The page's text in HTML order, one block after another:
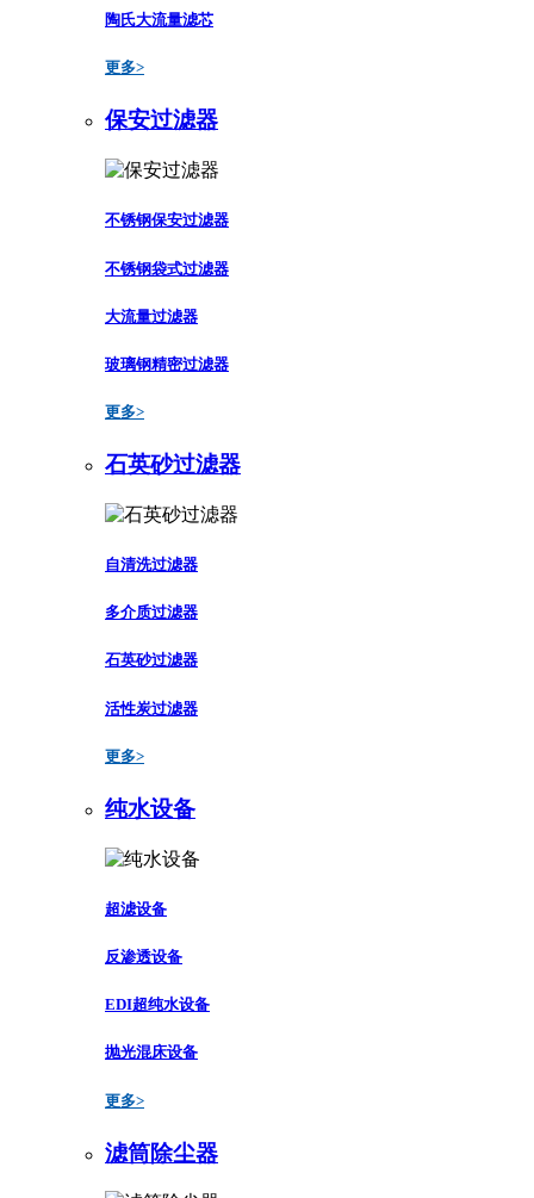
陶氏大流量滤芯
更多>
保安过滤器
不锈钢保安过滤器
不锈钢袋式过滤器
大流量过滤器
玻璃钢精密过滤器
更多>
石英砂过滤器
自清洗过滤器
多介质过滤器
石英砂过滤器
活性炭过滤器
更多>
纯水设备
超滤设备
反渗透设备
EDI超纯水设备
抛光混床设备
更多>
滤筒除尘器